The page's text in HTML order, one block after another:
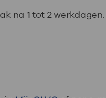
na 1 tot 2 werkdagen.